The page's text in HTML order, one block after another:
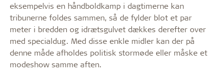
eksempelvis en håndboldkamp i dagtimerne kan
tribunerne foldes sammen, så de fylder blot et par
meter i bredden og idrætsgulvet dækkes derefter over
med specialdug. Med disse enkle midler kan der på
denne måde afholdes politisk stormøde eller måske et
modeshow samme aften.